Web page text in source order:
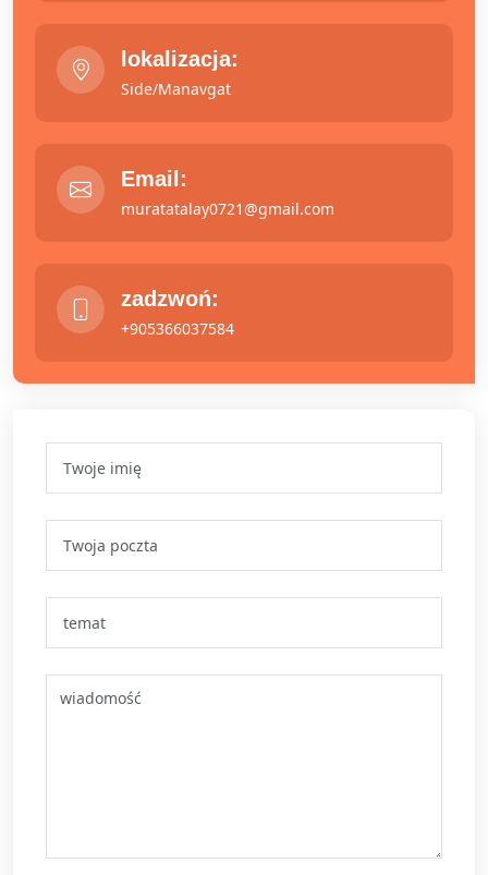
lokalizacja:
Side/Manavgat
Email:
muratatalay0721@gmail.com
zadzwoń:
+905366037584